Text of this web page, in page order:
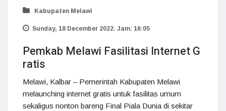
Kabupaten Melawi
Sunday, 18 December 2022. Jam: 16:05
Pemkab Melawi Fasilitasi Internet G
ratis
Melawi, Kalbar – Pemerintah Kabupaten Melawi
melaunching internet gratis untuk fasilitas umum
sekaligus nonton bareng Final Piala Dunia di sekitar